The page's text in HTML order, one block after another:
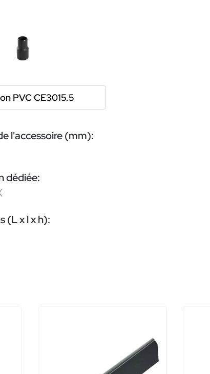
PVC CE3015.5
l'accessoire (mm):
dédiée:
(L x l x h):